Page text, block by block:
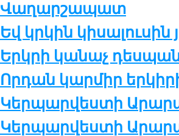
Վաղարշապատ
Եվ կրկին
Երկրի կանաչ
Որդան կարմիր
Կերպարվեստի
Կերպարվեստի